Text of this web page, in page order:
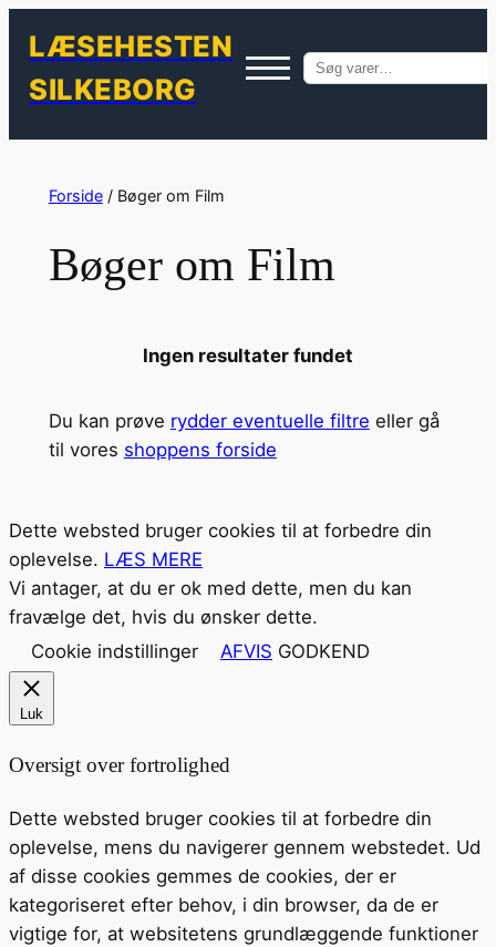
LÆSEHESTEN
SILKEBORG
Søg
indhold
Forside/ Bøger om Film
Bøger om Film
Ingen resultater fundet
Du kan prøve rydder eventuelle filtre eller gå
til vores shoppens forside
Dette websted bruger cookies til at forbedre din
oplevelse. LÆS MERE
Vi antager, at du er ok med dette, men du kan
fravælge det, hvis du ønsker dette.
Cookie indstillinger
AFVIS GODKEND
Luk
Oversigt over fortrolighed
Dette websted bruger cookies til at forbedre din
oplevelse, mens du navigerer gennem webstedet. Ud
af disse cookies gemmes de cookies, der er
kategoriseret efter behov, i din browser, da de er
vigtige for, at websitetens grundlæggende funktioner